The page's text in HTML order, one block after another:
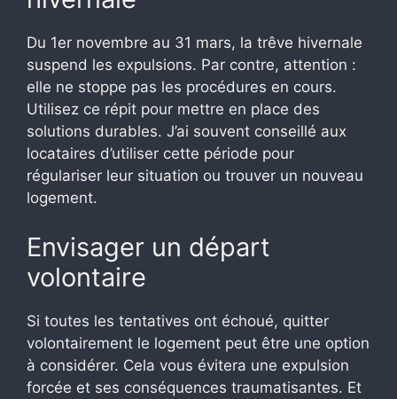
Du 1er novembre au 31 mars, la trêve hivernale
suspend les expulsions. Par contre, attention :
elle ne stoppe pas les procédures en cours.
Utilisez ce répit pour mettre en place des
solutions durables. J’ai souvent conseillé aux
locataires d’utiliser cette période pour
régulariser leur situation ou trouver un nouveau
logement.
Envisager un départ
volontaire
Si toutes les tentatives ont échoué, quitter
volontairement le logement peut être une option
à considérer. Cela vous évitera une expulsion
forcée et ses conséquences traumatisantes. Et